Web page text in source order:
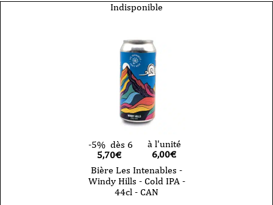
Indisponible
-5% dès 6
5,70€
à l'unité
6,00€
Bière Les Intenables -
Windy Hills - Cold IPA -
44cl - CAN